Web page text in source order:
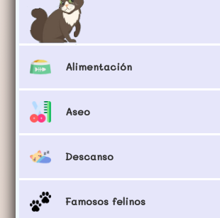
Alimentación
Aseo
Descanso
Famosos felinos